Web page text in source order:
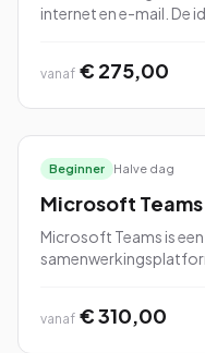
internet en e-mail. De
vanaf € 275,00
Beginner Halve dag
Microsoft Teams
Microsoft Teams is
vanaf € 310,00